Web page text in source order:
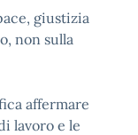
giustizia
non sulla
affermare
lavoro e le